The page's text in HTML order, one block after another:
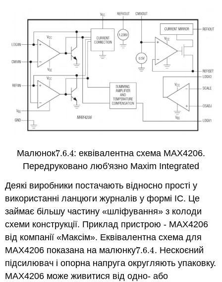
Малюнок7.6.4
7.6.4: еквівалентна схема MAX4206.
Передруковано люб'язно Maxim Integrated
Деякі виробники постачають відносно прості у
використанні ланцюги журналів у формі ІС. Це
займає більшу частину «шліфування» з колоди
схеми конструкції. Приклад пристрою - MAX4206
від компанії «Максім». Еквівалентна схема для
MAX4206 показана на малюнку7.6.4
7.6.4. Нескоєний
підсилювач і опорна напруга округляють упаковку.
MAX4206 може живитися від одно- або